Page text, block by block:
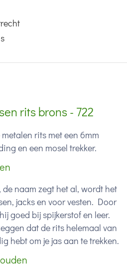
rits brons - 722
rits met een 6mm
en een mosel trekker.
de naam zegt het al, wordt het
jacks en voor vesten. Door
goed bij spijkerstof en leer.
dat de rits helemaal van
hebt om je jas aan te trekken.